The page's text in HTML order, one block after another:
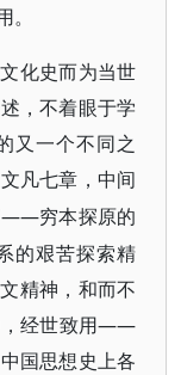
。
化史而为当世
，不着眼于学
又一个不同之
凡七章，中间
——穷本探原的
的艰苦探索精
精神，和而不
，经世致用——
国思想史上各